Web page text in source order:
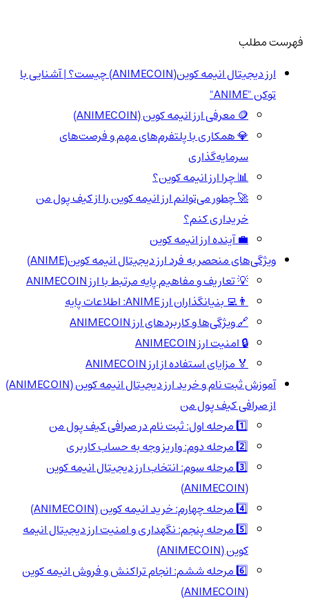
فهرست مطلب
ارز دیجیتال انیمه کوین(ANIMECOIN) چیست؟ | آشنایی با
توکن "ANIME"
🪙 معرفی ارز انیمه کوین (ANIMECOIN)
💎 همکاری با پلتفرم‌های مهم و فرصت‌های
سرمایه‌گذاری
📊 چرا ارز انیمه کوین؟
🚀 چطور می‌توانم ارز انیمه کوین را از کیف پول من
خریداری کنم؟
💼 آینده ارز انیمه کوین
ویژگی‌های منحصر به فرد ارز دیجیتال انیمه کوین(ANIME)
💡 تعاریف و مفاهیم پایه مرتبط با ارز ANIMECOIN
👨‍💻 بنیانگذاران ارز ANIME: اطلاعات پایه
🔗 ویژگی‌ها و کاربردهای ارز ANIMECOIN
🔒 امنیت ارز ANIMECOIN
🏅 مزایای استفاده از ارز ANIMECOIN
آموزش ثبت نام و خرید ارز دیجیتال انیمه کوین (ANIMECOIN)
از صرافی کیف پول من
1️⃣ مرحله اول: ثبت نام در صرافی کیف پول من
2️⃣ مرحله دوم: واریز وجه به حساب کاربری
3️⃣ مرحله سوم: انتخاب ارز دیجیتال انیمه کوین
4️⃣ مرحله چهارم: خرید انیمه کوین (ANIMECOIN)
5️⃣ مرحله پنجم: نگهداری و امنیت ارز دیجیتال انیمه
کوین (ANIMECOIN)
6️⃣ مرحله ششم: انجام تراکنش و فروش انیمه کوین